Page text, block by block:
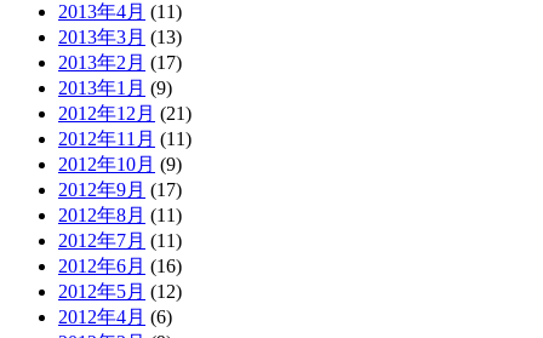
2013年4月 (11)
2013年3月 (13)
2013年2月 (17)
2013年1月 (9)
2012年12月 (21)
2012年11月 (11)
2012年10月 (9)
2012年9月 (17)
2012年8月 (11)
2012年7月 (11)
2012年6月 (16)
2012年5月 (12)
2012年4月 (6)